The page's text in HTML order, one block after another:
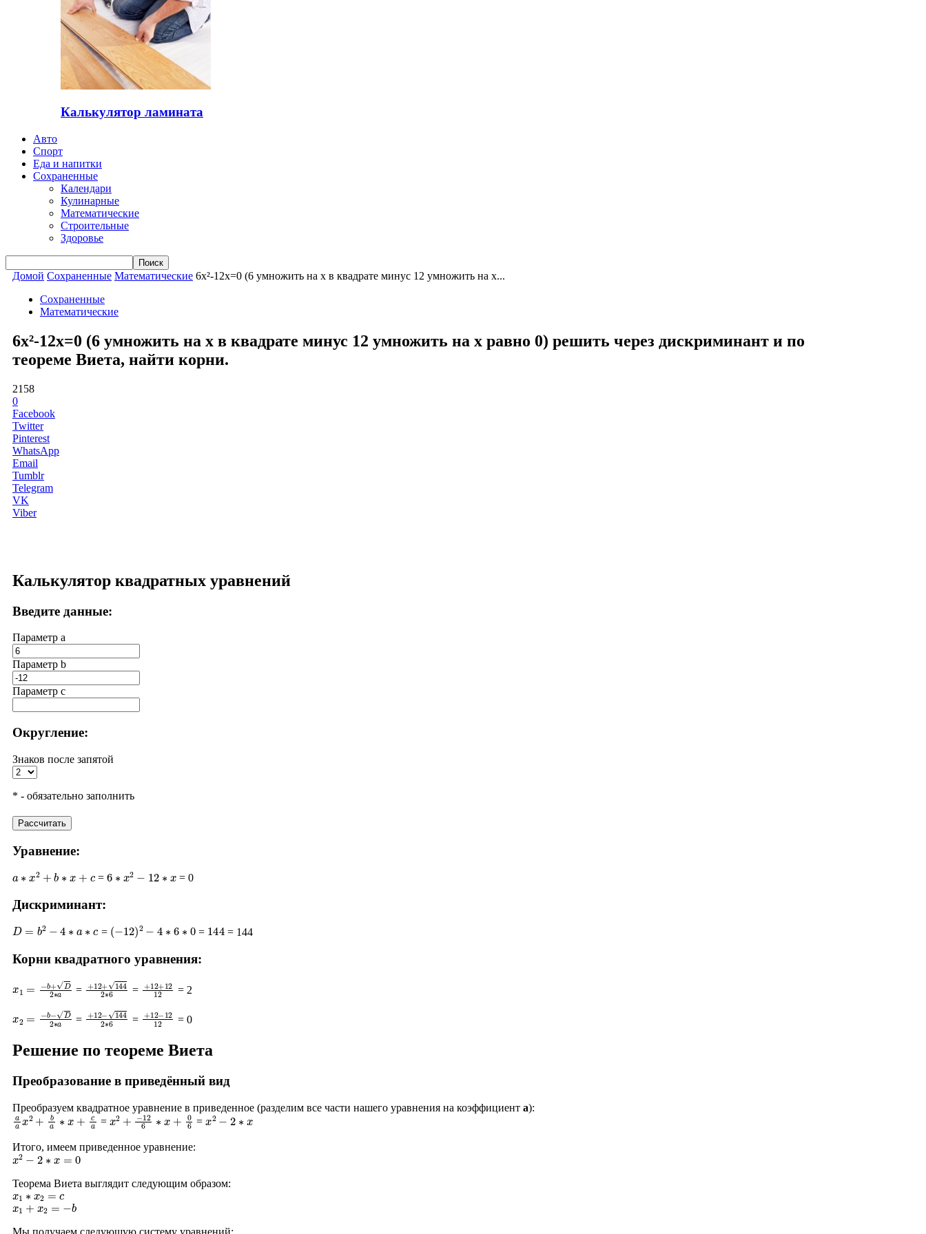
Калькулятор ламината
Авто
Спорт
Еда и напитки
Сохраненные
Календари
Кулинарные
Математические
Строительные
Здоровье
Домой Сохраненные Математические 6x²-12x=0 (6 умножить на x в квадрате минус 12 умножить на x...
Сохраненные
Математические
6x²-12x=0 (6 умножить на x в квадрате минус 12 умножить на x равно 0) решить через дискриминант и по
теореме Виета, найти корни.
2158
0
Facebook
Twitter
Pinterest
WhatsApp
Email
Tumblr
Telegram
VK
Viber
Калькулятор квадратных уравнений
Введите данные:
Параметр a
Параметр b
Параметр с
Округление:
Знаков после запятой
* - обязательно заполнить
Рассчитать
Уравнение:
2 b ∗ = 6 2 12 ∗ = 0
Дискриминант:
D= 2− a = (− 12)2 ∗ ∗ = 144= 144
Корни квадратного уравнения:
+ D2∗ = + 12+144 6
= + 12+12 12
= 2
b−D2∗ = +12−144 ∗6
= +12−12 12
= 0
Решение по теореме Виета
Преобразование в приведённый вид
Преобразуем квадратное уравнение в приведенное (разделим все части нашего уравнения на коэффициент a):
aax2+ba∗x+ca = x2+−126∗x+0 6 =x2−2∗x
Итого, имеем приведенное уравнение:
x2−2∗x=0
Теорема Виета выглядит следующим образом:
x1∗x2= c
x1 + x2 =− b
Мы получаем следующую систему уравнений: